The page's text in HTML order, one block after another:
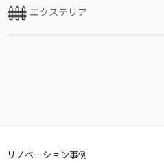
エクステリア
リノベーション事例